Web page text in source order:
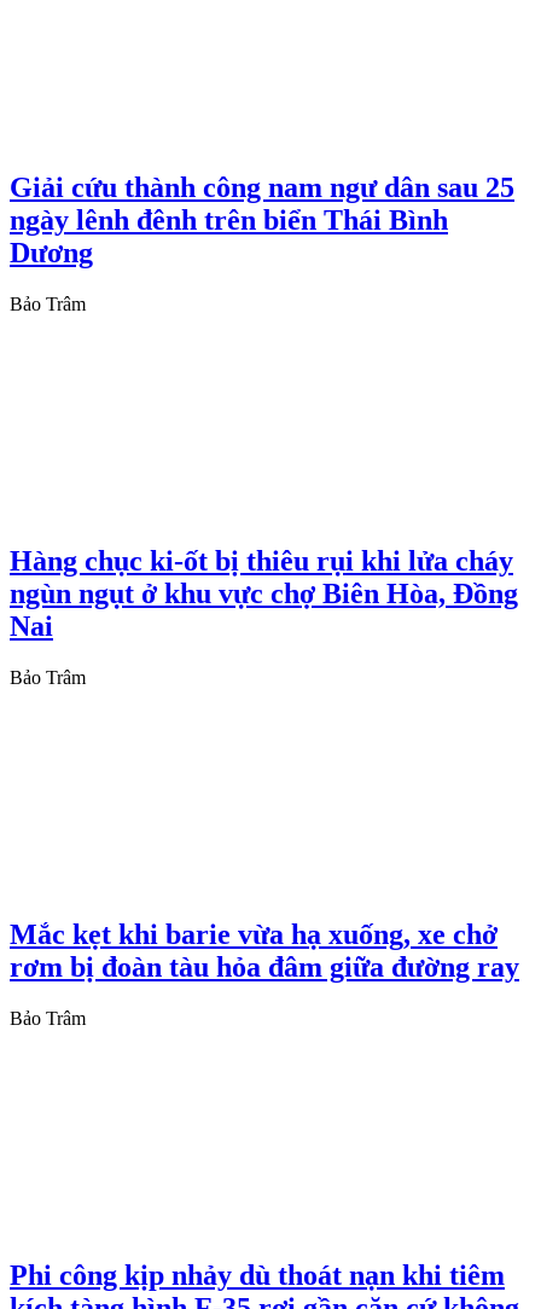
Giải cứu thành công nam ngư dân sau 25
ngày lênh đênh trên biển Thái Bình
Dương
Bảo Trâm
Hàng chục ki-ốt bị thiêu rụi khi lửa cháy
ngùn ngụt ở khu vực chợ Biên Hòa, Đồng
Nai
Bảo Trâm
Mắc kẹt khi barie vừa hạ xuống, xe chở
rơm bị đoàn tàu hỏa đâm giữa đường ray
Bảo Trâm
Phi công kịp nhảy dù thoát nạn khi tiêm